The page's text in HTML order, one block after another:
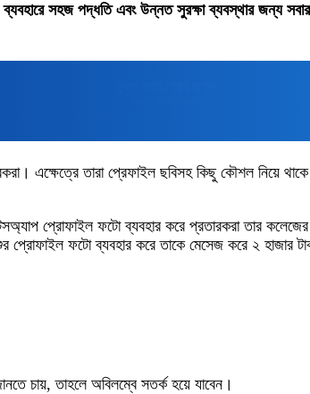
সহজ পদ্ধতি এবং উন্নত সুরক্ষা ব্যবস্থার জন্য
এক্ষেত্রে তারা প্রেফাইল ছবিসহ কিছু কৌশল নিয়ে
প্রোফাইল ফটো ব্যবহার করে প্রতারকরা তার
ফটো ব্যবহার করে তাকে মেসেজ করে ২ হাজার
চায়, তাহলে অবিলম্বে সতর্ক হয়ে যাবেন।